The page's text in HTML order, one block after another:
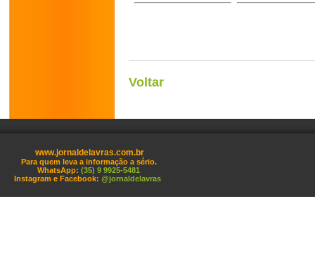
Voltar
www.jornaldelavras.com.br
Para quem leva a informação a sério.
WhatsApp: (35) 9 9925-5481
Instagram e Facebook: @jornaldelavras